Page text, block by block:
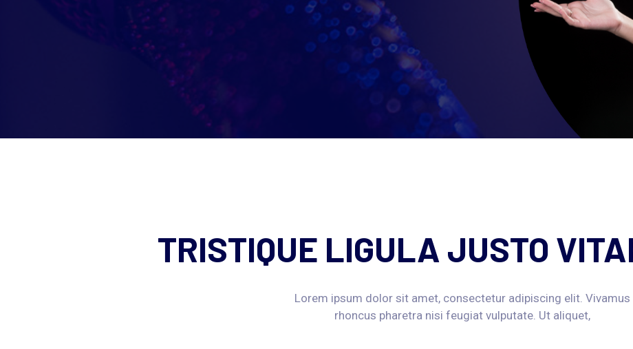
TRISTIQUE LIGULA JUSTO
Lorem ipsum dolor sit amet, consectetur adipiscing elit. Vivamus
rhoncus pharetra nisi feugiat vulputate. Ut aliquet,